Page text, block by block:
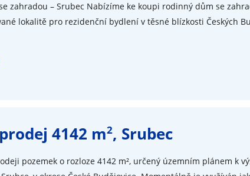
zahradou – Srubec Nabízíme ke koupi rodinný dům se
lokalitě pro rezidenční bydlení v těsné blízkosti Českých
4142 m2, Srubec
pozemek o rozloze 4142 m², určený územním plánem k